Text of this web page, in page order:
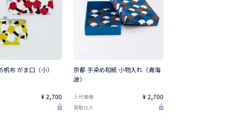
帆布 がま口（小）
¥ 2,700
京都 手染め和紙 小物入れ（青海
波）
上代価格 ¥ 2,700
買取仕入